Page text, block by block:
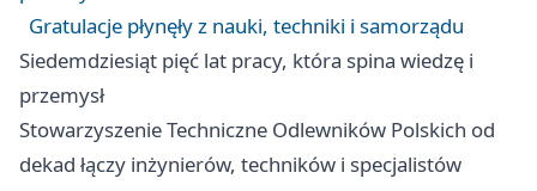
Gratulacje płynęły z nauki, techniki i samorządu
Siedemdziesiąt pięć lat pracy, która spina wiedzę i
przemysł
Stowarzyszenie Techniczne Odlewników Polskich od
dekad łączy inżynierów, techników i specjalistów